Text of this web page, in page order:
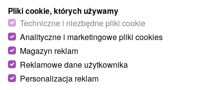
Pliki cookie, których używamy
Techniczne i niezbędne pliki cookie
Analityczne i marketingowe pliki cookies
Magazyn reklam
Reklamowe dane użytkownika
Personalizacja reklam